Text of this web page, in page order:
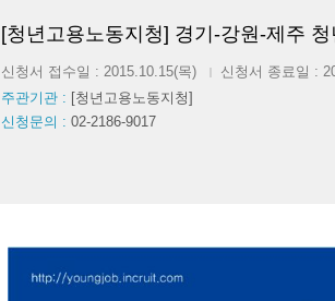
[청년고용노동지청] 경기-강원-제주
신청서 접수일 : 2015.10.15(목) |
신청서 종료일 :
주관기관 : [청년고용노동지청]
신청문의 : 02-2186-9017